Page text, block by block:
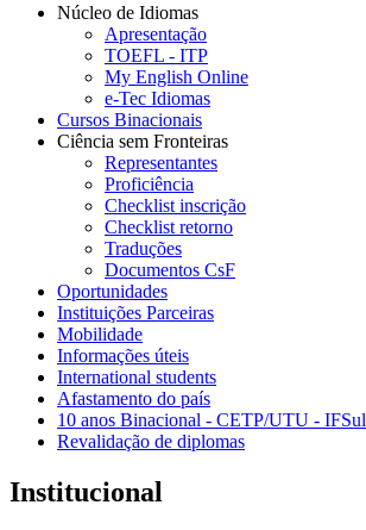
Núcleo de Idiomas
Apresentação
TOEFL - ITP
My English Online
e-Tec Idiomas
Cursos Binacionais
Ciência sem Fronteiras
Representantes
Proficiência
Checklist inscrição
Checklist retorno
Traduções
Documentos CsF
Oportunidades
Instituições Parceiras
Mobilidade
Informações úteis
International students
Afastamento do país
10 anos Binacional - CETP/UTU - IFSul
Revalidação de diplomas
Institucional